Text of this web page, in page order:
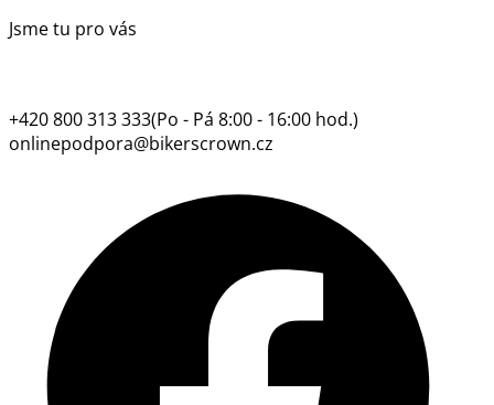
Jsme tu pro vás
+420 800 313 333(Po - Pá 8:00 - 16:00 hod.)
onlinepodpora@bikerscrown.cz